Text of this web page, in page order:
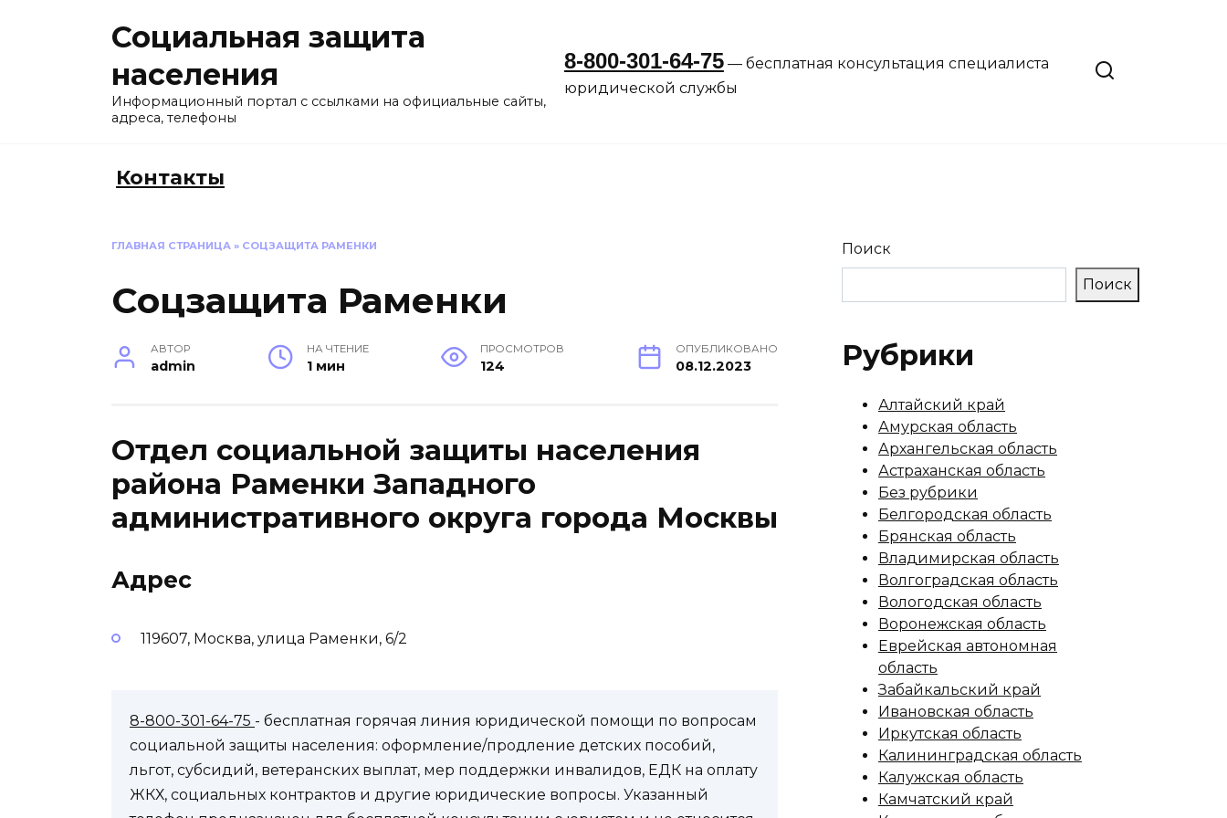
Социальная защита
населения
Информационный портал с ссылками на официальные сайты,
адреса, телефоны
8-800-301-64-75— бесплатная консультация специалиста
юридической службы
Контакты
ГЛАВНАЯ СТРАНИЦА » СОЦЗАЩИТА РАМЕНКИ
Соцзащита Раменки
АВТОР
admin
НА ЧТЕНИЕ
1 мин
ПРОСМОТРОВ
124
ОПУБЛИКОВАНО
08.12.2023
Отдел социальной защиты населения
района Раменки Западного
административного округа города Москвы
Адрес
119607, Москва, улица Раменки, 6/2
8-800-301-64-75 - бесплатная горячая линия юридической помощи по вопросам
социальной защиты населения: оформление/продление детских пособий,
льгот, субсидий, ветеранских выплат, мер поддержки инвалидов, ЕДК на оплату
ЖКХ, социальных контрактов и другие юридические вопросы. Указанный
Поиск
Поиск
Рубрики
Алтайский край
Амурская область
Архангельская область
Астраханская область
Без рубрики
Белгородская область
Брянская область
Владимирская область
Волгоградская область
Вологодская область
Воронежская область
Еврейская автономная
область
Забайкальский край
Ивановская область
Иркутская область
Калининградская область
Калужская область
Камчатский край